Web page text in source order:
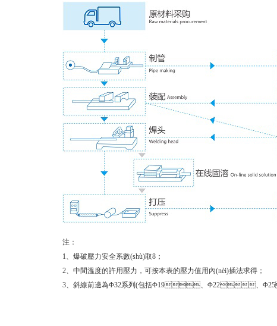
注：
1、爆破壓力安全系數(shù)取8；
2、中間溫度的許用壓力，可按本表的壓力值用內(nèi)插法求得；
3、斜線前邊為Φ32系列(包括Φ19、Φ22、